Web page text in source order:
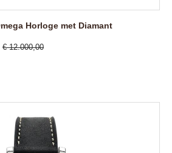
Horloge met Diamant
€ 12.000,00